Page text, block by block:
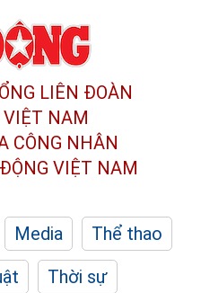
LIÊN ĐOÀN
VIỆT NAM
CÔNG NHÂN
VIỆT NAM
Media
Thể thao
Thời sự